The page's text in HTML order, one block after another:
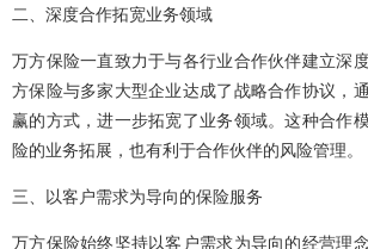
二、深度合作拓宽业务领域
万方保险一直致力于与各行业合作伙伴建立深
方保险与多家大型企业达成了战略合作协议，
赢的方式，进一步拓宽了业务领域。这种合作
险的业务拓展，也有利于合作伙伴的风险管理。
三、以客户需求为导向的保险服务
万方保险始终坚持以客户需求为导向的经营理